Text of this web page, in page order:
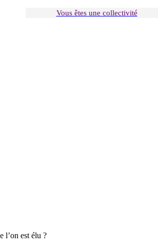
Vous êtes une collectivité
l’on est élu ?